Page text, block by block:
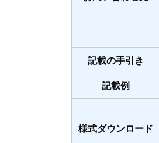
記載の手引き
記載例
様式ダウンロード